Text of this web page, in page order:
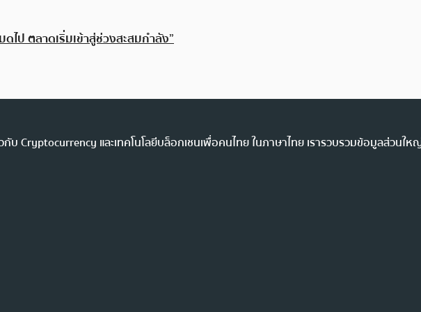
ไป ตลาดเริ่มเข้าสู่ช่วงสะสมกำลัง”
บ Cryptocurrency และเทคโนโลยีบล็อกเชนเพื่อคนไทย ในภาษาไทย เรารวบรวมข้อมูลส่วนใ